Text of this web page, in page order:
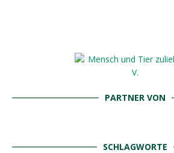
PARTNER VON
SCHLAGWORTE